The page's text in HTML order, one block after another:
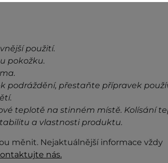
použití.
pokožku.
podráždění, přestaňte přípravek
teplotě na stinném místě. Kolísání
a vlastnosti produktu.
měnit. Nejaktuálnější informace vždy
nás.